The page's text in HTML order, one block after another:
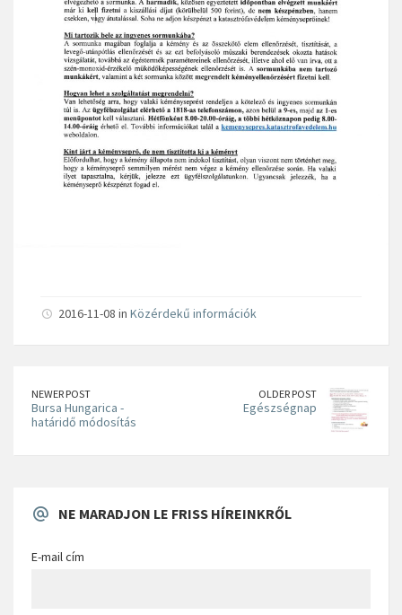
2016-11-08 in Közérdekű információk
NEWER POST
Bursa Hungarica -
határidő módosítás
OLDER POST
Egészségnap
NE MARADJON LE FRISS HÍREINKRŐL
E-mail cím